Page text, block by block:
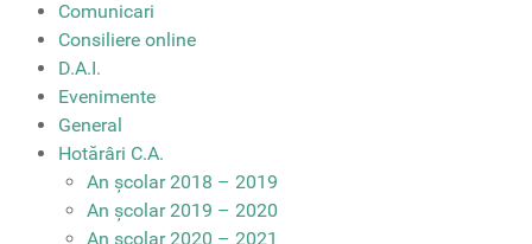
Comunicari
Consiliere online
D.A.I.
Evenimente
General
Hotărâri C.A.
An școlar 2018 – 2019
An școlar 2019 – 2020
An școlar 2020 – 2021